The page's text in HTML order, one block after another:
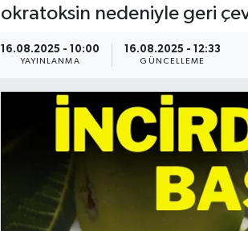
okratoksin nedeniyle geri
16.08.2025 - 10:00
YAYINLANMA
16.08.2025 - 12:33
GÜNCELLEME